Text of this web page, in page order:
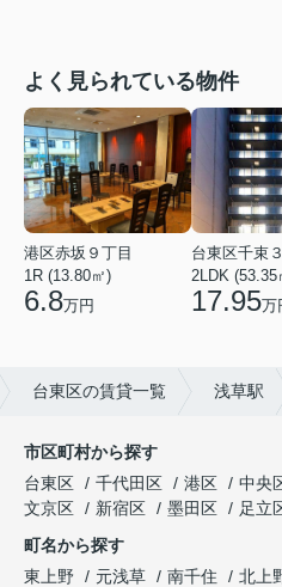
よく見られている物件
港区赤坂９丁目
1R (13.80㎡)
6.8万円
台東区千束
2LDK (53.35
17.95万
台東区の賃貸一覧 浅草駅
市区町村から探す
台東区
千代田区 港区 中央
文京区
新宿区 墨田区
足立
町名から探す
東上野
元浅草 南千住 北上